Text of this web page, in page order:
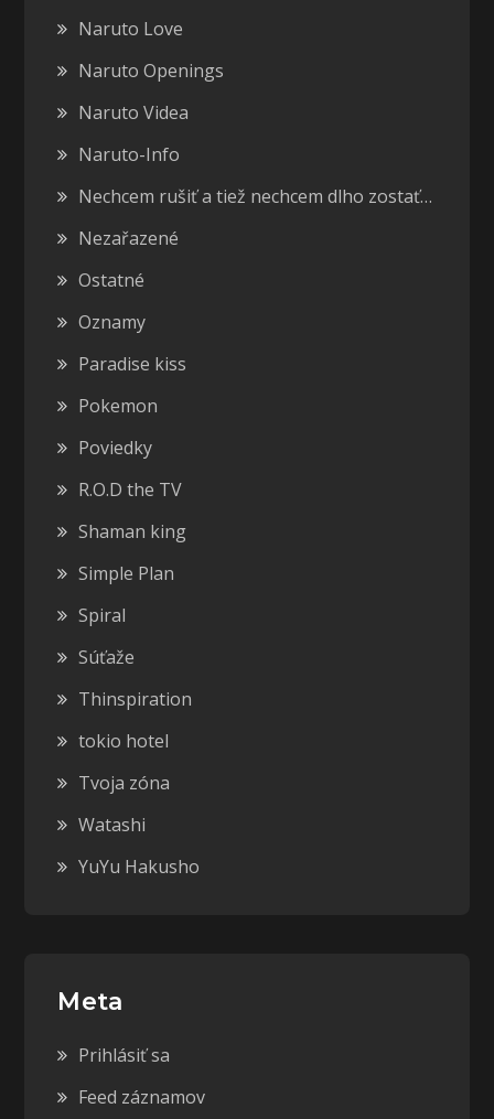
Naruto Love
Naruto Openings
Naruto Videa
Naruto-Info
Nechcem rušiť a tiež nechcem dlho zostať…
Nezařazené
Ostatné
Oznamy
Paradise kiss
Pokemon
Poviedky
R.O.D the TV
Shaman king
Simple Plan
Spiral
Súťaže
Thinspiration
tokio hotel
Tvoja zóna
Watashi
YuYu Hakusho
Meta
Prihlásiť sa
Feed záznamov